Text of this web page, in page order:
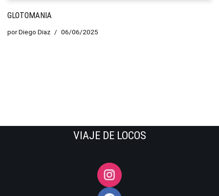
GLOTOMANIA
porDiego Diaz 06/06/2025
VIAJE DE LOCOS